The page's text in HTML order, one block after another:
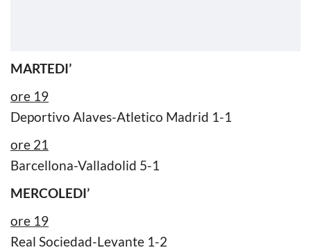
MARTEDI’
ore 19
Deportivo Alaves-Atletico Madrid 1-1
ore 21
Barcellona-Valladolid 5-1
MERCOLEDI’
ore 19
Real Sociedad-Levante 1-2